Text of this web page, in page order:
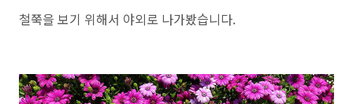
철쭉을 보기 위해서 야외로 나가봤습니다.